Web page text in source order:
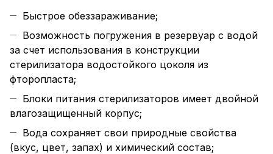
Быстрое обеззараживание;
Возможность погружения в резервуар с водой
за счет использования в конструкции
стерилизатора водостойкого цоколя из
фторопласта;
Блоки питания стерилизаторов имеет двойной
влагозащищенный корпус;
Вода сохраняет свои природные свойства
(вкус, цвет, запах) и химический состав;